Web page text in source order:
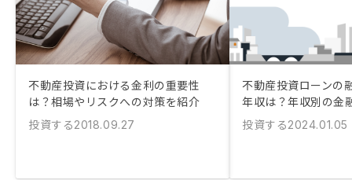
不動産投資における金利の重要性
は？相場やリスクへの対策を紹介
投資する2018.09.27
不動産投資ローンの
年収は？年収別の金
投資する2024.01.05